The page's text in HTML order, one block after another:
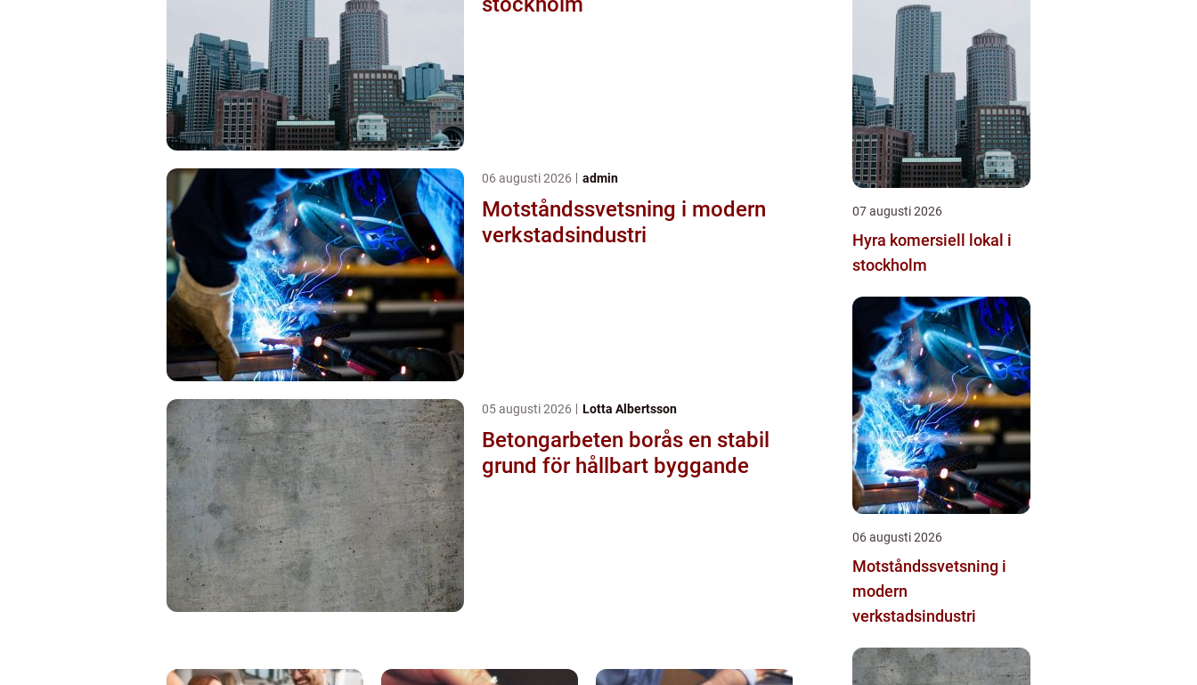
06 augusti 2026 admin
Motståndssvetsning i modern
verkstadsindustri
05 augusti 2026 Lotta Albertsson
Betongarbeten borås en stabil
grund för hållbart byggande
07 augusti 2026
Hyra komersiell lokal i
stockholm
06 augusti 2026
Motståndssvetsning i
modern
verkstadsindustri